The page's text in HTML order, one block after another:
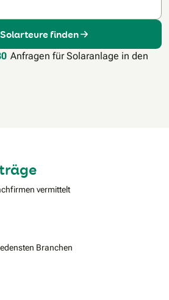
finden
Anfragen für Solaranlage in den
vermittelt
Branchen